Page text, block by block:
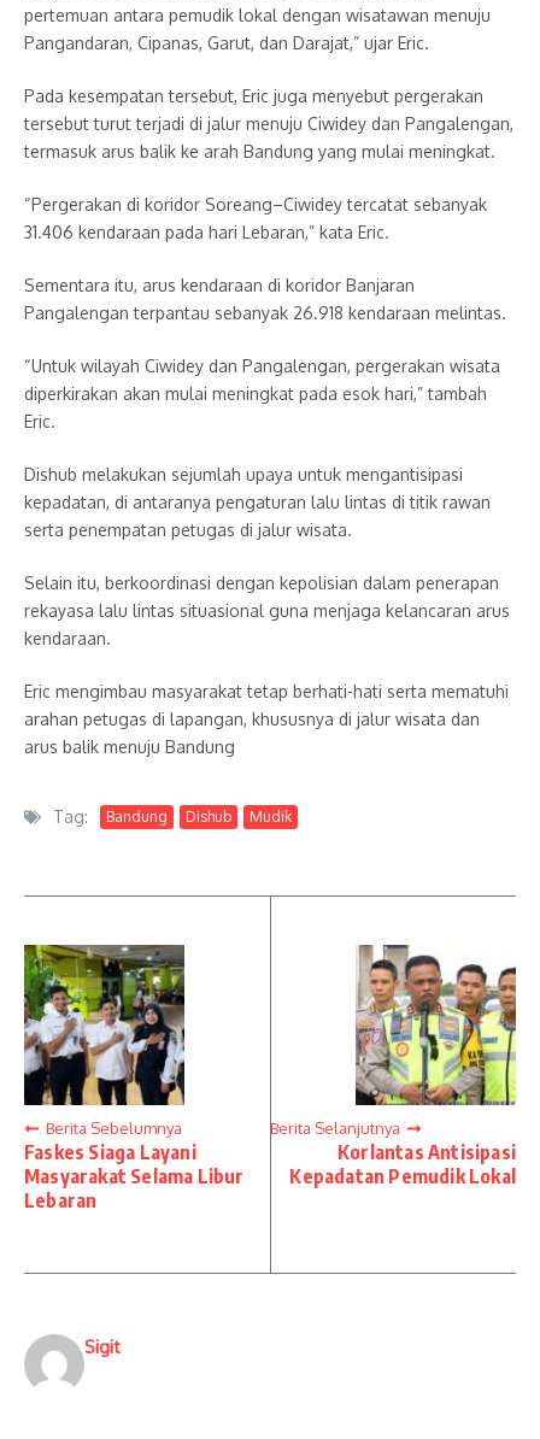
pertemuan antara pemudik lokal dengan wisatawan menuju
Pangandaran, Cipanas, Garut, dan Darajat,” ujar Eric.
Pada kesempatan tersebut, Eric juga menyebut pergerakan
tersebut turut terjadi di jalur menuju Ciwidey dan Pangalengan,
termasuk arus balik ke arah Bandung yang mulai meningkat.
“Pergerakan di koridor Soreang–Ciwidey tercatat sebanyak
31.406 kendaraan pada hari Lebaran,” kata Eric.
Sementara itu, arus kendaraan di koridor Banjaran
Pangalengan terpantau sebanyak 26.918 kendaraan melintas.
“Untuk wilayah Ciwidey dan Pangalengan, pergerakan wisata
diperkirakan akan mulai meningkat pada esok hari,” tambah
Eric.
Dishub melakukan sejumlah upaya untuk mengantisipasi
kepadatan, di antaranya pengaturan lalu lintas di titik rawan
serta penempatan petugas di jalur wisata.
Selain itu, berkoordinasi dengan kepolisian dalam penerapan
rekayasa lalu lintas situasional guna menjaga kelancaran arus
kendaraan.
Eric mengimbau masyarakat tetap berhati-hati serta mematuhi
arahan petugas di lapangan, khususnya di jalur wisata dan
arus balik menuju Bandung
Tag: Bandung Dishub Mudik
Berita Sebelumnya
Faskes Siaga Layani
Masyarakat Selama Libur
Lebaran
Berita Selanjutnya
Korlantas Antisipasi
Kepadatan Pemudik Lokal
Sigit